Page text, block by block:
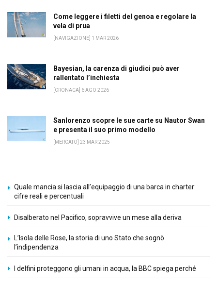
Come leggere i filetti del genoa e regolare la
vela di prua
[NAVIGAZIONE] 1 MAR 2026
Bayesian, la carenza di giudici può aver
rallentato l’inchiesta
[CRONACA] 6 AGO 2026
Sanlorenzo scopre le sue carte su Nautor Swan
e presenta il suo primo modello
[MERCATO] 23 MAR 2025
Quale mancia si lascia all’equipaggio di una barca in charter:
cifre reali e percentuali
Disalberato nel Pacifico, sopravvive un mese alla deriva
L’Isola delle Rose, la storia di uno Stato che sognò
l’indipendenza
I delfini proteggono gli umani in acqua, la BBC spiega perché